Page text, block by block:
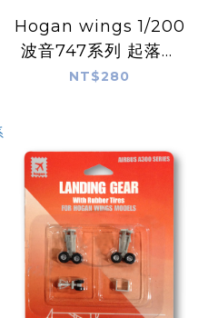
Hogan wings 1/200
波音747系列 起落架
機輪組
NT$280